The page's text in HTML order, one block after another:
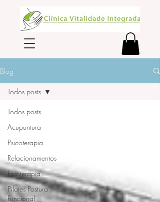
Blog
Todos posts
Acupuntura
Psicoterapia
Relacionamentos
Fisioterapia
Pilates Postura
Funcional
Todos posts